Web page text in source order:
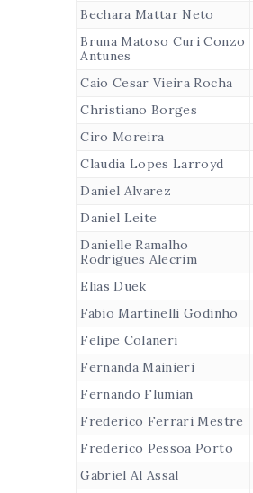
Bechara Mattar Neto
Bruna Matoso Curi Conzo
Antunes
Caio Cesar Vieira Rocha
Christiano Borges
Ciro Moreira
Claudia Lopes Larroyd
Daniel Alvarez
Daniel Leite
Danielle Ramalho
Rodrigues Alecrim
Elias Duek
Fabio Martinelli Godinho
Felipe Colaneri
Fernanda Mainieri
Fernando Flumian
Frederico Ferrari Mestre
Frederico Pessoa Porto
Gabriel Al Assal